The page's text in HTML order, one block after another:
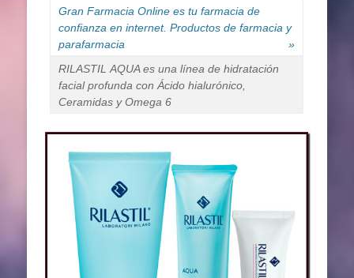
Gran Farmacia Online es tu farmacia de
confianza en internet. Productos de farmacia y
parafarmacia
»
RILASTIL AQUA es una línea de hidratación
facial profunda con Ácido hialurónico,
Ceramidas y Omega 6